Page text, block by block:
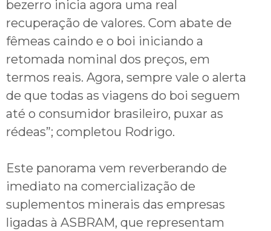
bezerro inicia agora uma real
recuperação de valores. Com abate de
fêmeas caindo e o boi iniciando a
retomada nominal dos preços, em
termos reais. Agora, sempre vale o alerta
de que todas as viagens do boi seguem
até o consumidor brasileiro, puxar as
rédeas”; completou Rodrigo.
Este panorama vem reverberando de
imediato na comercialização de
suplementos minerais das empresas
ligadas à ASBRAM, que representam